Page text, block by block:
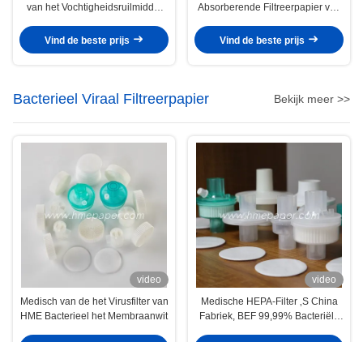
van het Vochtigheidsruilmiddel
55mm
Vind de beste prijs
Absorberende Filtreerpapier van
Vind de beste prijs
Bacterieel Viraal Filtreerpapier Bekijk meer >>
video
Medisch van de het Virusfilter van
HME Bacterieel het Membraanwit
video
Medische HEPA-Filter ‚S China
Fabriek, BEF 99,99% Bacteriële